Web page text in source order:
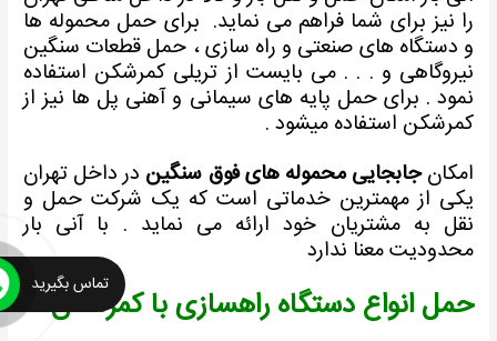
نیز برای شما فراهم می نماید.برای حمل محموله ها
دستگاه های صنعتی و راه سازی ، حمل قطعات سنگین
و . . . می بایست از تریلی کمرشکن استفاده
. برای حمل پایه های سیمانی و آهنی پل ها نیز از
استفاده میشود .
جابجایی محموله های فوق سنگیندر داخل تهران
از مهمترین خدماتی است که یک شرکت حمل و
به مشتریان خود ارائه می نماید . با آنی بار
معنا ندارد
انواع دستگاه راهسازی با کمرشکن
تماس بگیرید